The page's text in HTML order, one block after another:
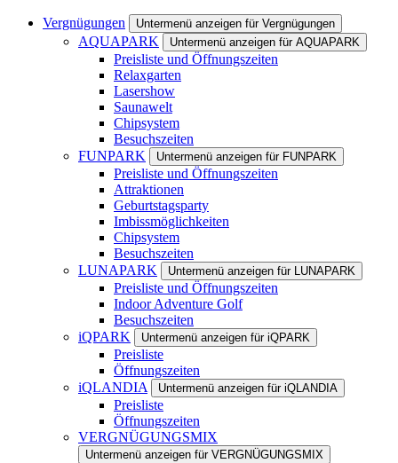
Vergnügungen Untermenü anzeigen für Vergnügungen
AQUAPARK Untermenü anzeigen für AQUAPARK
Preisliste und Öffnungszeiten
Relaxgarten
Lasershow
Saunawelt
Chipsystem
Besuchszeiten
FUNPARK
Untermenü anzeigen für FUNPARK
Preisliste und Öffnungszeiten
Attraktionen
Geburtstagsparty
Imbissmöglichkeiten
Chipsystem
Besuchszeiten
LUNAPARK
Untermenü anzeigen für LUNAPARK
Preisliste und Öffnungszeiten
Indoor Adventure Golf
Besuchszeiten
iQPARK
Untermenü anzeigen für iQPARK
Preisliste
Öffnungszeiten
iQLANDIA
Untermenü anzeigen für iQLANDIA
Preisliste
Öffnungszeiten
VERGNÜGUNGSMIX
Untermenü anzeigen für VERGNÜGUNGSMIX